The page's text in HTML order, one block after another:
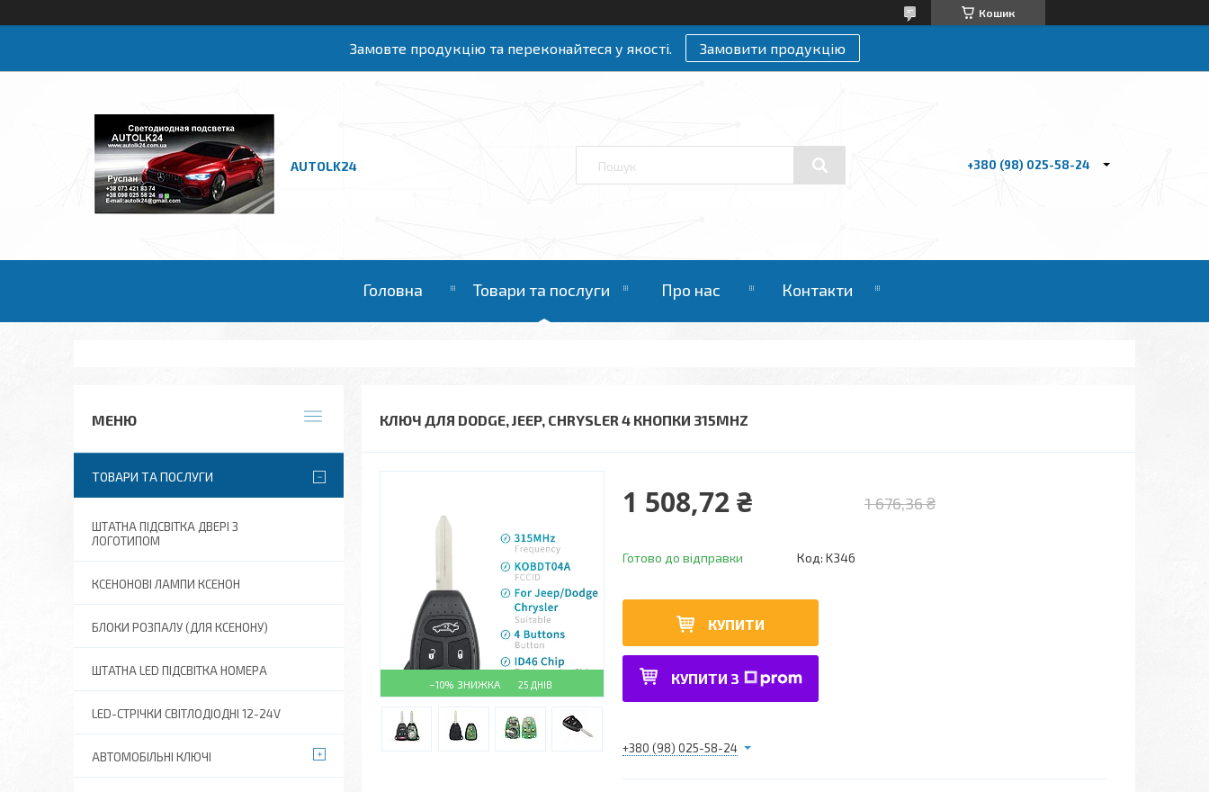
Кошик
Замовте продукцію та переконайтеся у якості. Замовити продукцію
AUTOLK24 +380 (98) 025-58-24
Головна Товари та послуги Про нас Контакти
КЛЮЧ ДЛЯ DODGE, JEEP, CHRYSLER 4 КНОПКИ 315MHZ
–10% 25 ДНІВ
1 676,36 ₴
1 508,72 ₴
Готово до відправки Код: K346
КУПИТИ
КУПИТИ З
+380 (98) 025-58-24
ТОВАРИ ТА ПОСЛУГИ
ШТАТНА ПІДСВІТКА ДВЕРІ З
ЛОГОТИПОМ
КСЕНОНОВІ ЛАМПИ КСЕНОН
БЛОКИ РОЗПАЛУ (ДЛЯ КСЕНОНУ)
ШТАТНА LED ПІДСВІТКА НОМЕРА
LED-СТРІЧКИ СВІТЛОДІОДНІ 12-24V
АВТОМОБІЛЬНІ КЛЮЧІ